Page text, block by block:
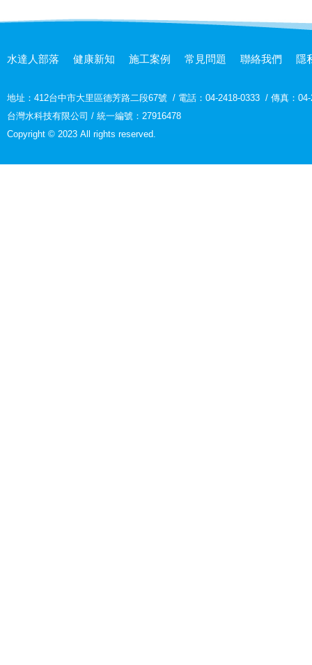
水達人部落 健康新知 施工案例 常見問題 聯絡我們 隱
地址： 412台中市大里區德芳路二段67號 / 電話：04-2418-0333 / 傳真：
台灣水科技有限公司 / 統一編號：27916478
Copyright © 2023 All rights reserved.